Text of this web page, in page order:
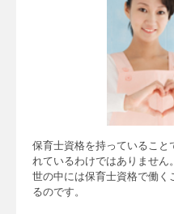
保育士資格を持っていること
れているわけではありません。
世の中には保育士資格で働く
るのです。